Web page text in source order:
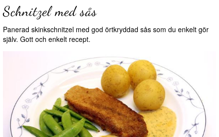
Schnitzel med sås
Panerad skinkschnitzel med god örtkryddad sås som du enkelt gör
själv. Gott och enkelt recept.